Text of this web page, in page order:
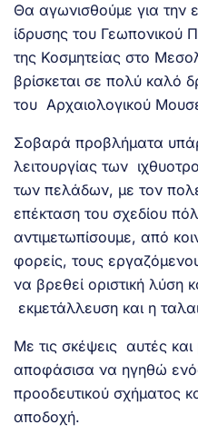
Θα αγωνισθούμε για την
ίδρυσης του Γεωπονικού
της Κοσμητείας στο
βρίσκεται σε πολύ καλό
του Αρχαιολογικού
Σοβαρά προβλήματα
λειτουργίας των
των πελάδων, με τον
επέκταση του σχεδίου
αντιμετωπίσουμε, από
φορείς, τους
να βρεθεί οριστική λύση
εκμετάλλευση και η
Με τις σκέψεις αυτές
αποφάσισα να ηγηθώ
προοδευτικού σχήματος
αποδοχή.